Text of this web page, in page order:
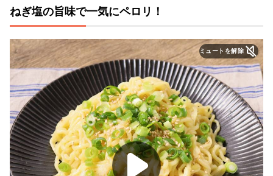
ねぎ塩の旨味で一気にペロリ！
ミュートを解除